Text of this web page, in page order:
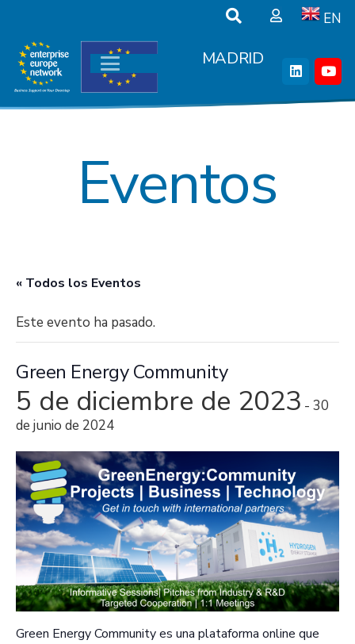
EN
MADRID
Eventos
« Todos los Eventos
Este evento ha pasado.
Green Energy Community
5 de diciembre de 2023 - 30
de junio de 2024
Green Energy Community es una plataforma online que